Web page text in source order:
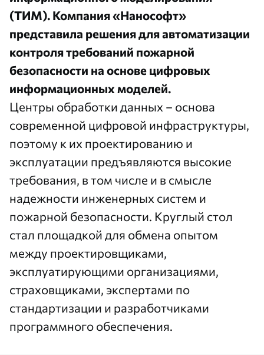
(ТИМ). Компания «Нанософт»
представила решения для автоматизации
контроля требований пожарной
безопасности на основе цифровых
информационных моделей.
Центры обработки данных – основа
современной цифровой инфраструктуры,
поэтому к их проектированию и
эксплуатации предъявляются высокие
требования, в том числе и в смысле
надежности инженерных систем и
пожарной безопасности. Круглый стол
стал площадкой для обмена опытом
между проектировщиками,
эксплуатирующими организациями,
страховщиками, экспертами по
стандартизации и разработчиками
программного обеспечения.